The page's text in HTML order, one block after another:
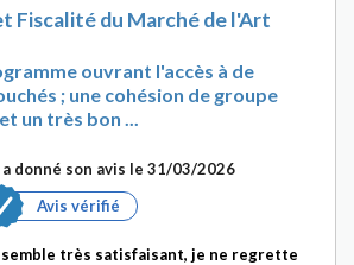
Fiscalité du Marché de l'Art
ouvrant l'accès à de
; une cohésion de groupe
un très bon ...
a donné son avis le 31/03/2026
Avis vérifié
très satisfaisant, je ne regrette